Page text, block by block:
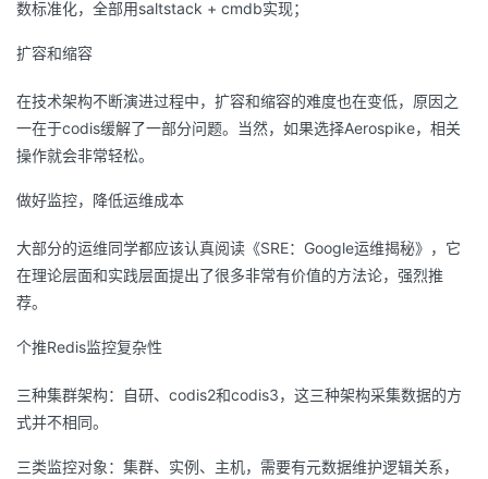
数标准化，全部用saltstack + cmdb实现；
扩容和缩容
在技术架构不断演进过程中，扩容和缩容的难度也在变低，原因之
一在于codis缓解了一部分问题。当然，如果选择Aerospike，相关
操作就会非常轻松。
做好监控，降低运维成本
大部分的运维同学都应该认真阅读《SRE：Google运维揭秘》，它
在理论层面和实践层面提出了很多非常有价值的方法论，强烈推
荐。
个推Redis监控复杂性
三种集群架构：自研、codis2和codis3，这三种架构采集数据的方
式并不相同。
三类监控对象：集群、实例、主机，需要有元数据维护逻辑关系，